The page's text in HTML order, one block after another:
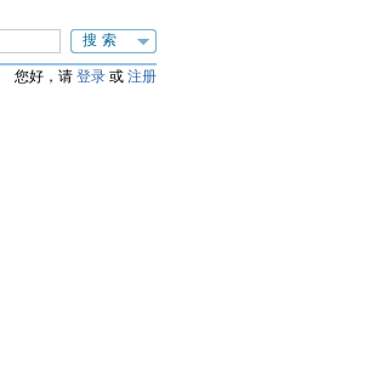
搜索
您好，请 登录 或 注册